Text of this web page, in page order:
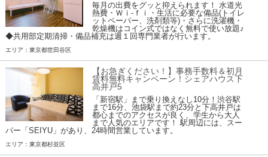
毎月の出費をグッと抑えられます！ 水道光
熱費・Ｗｉ-ｆｉ・生活に必要な備品(トイレ
ットペーパー、洗剤類等)・さらに洗濯機・
乾燥機はコイン式ではなく無料で使い放題♪
◆共用部定期清掃・備品補充は週１回専門業者が行います。
エリア：東京都世田谷区
【お急ぎください！】事務手数料＆初月
賃料無料キャンペーン！シェアハウス下
高井戸5
「新宿駅」まで乗り換えなし10分！渋谷駅
まで16分、池袋駅まで約23分と下高井戸は
都心までのアクセスが良く、学生から大人
まで人気のエリアです！ 駅周辺には、スー
パー「SEIYU」があり、24時間営業しています。
エリア：東京都杉並区